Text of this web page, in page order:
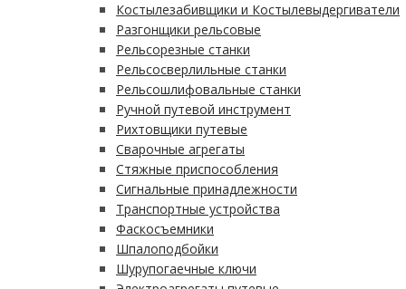
Костылезабивщики и Костылевыдергиватели
Разгонщики рельсовые
Рельсорезные станки
Рельсосверлильные станки
Рельсошлифовальные станки
Ручной путевой инструмент
Рихтовщики путевые
Сварочные агрегаты
Стяжные приспособления
Сигнальные принадлежности
Транспортные устройства
Фаскосъемники
Шпалоподбойки
Шурупогаечные ключи